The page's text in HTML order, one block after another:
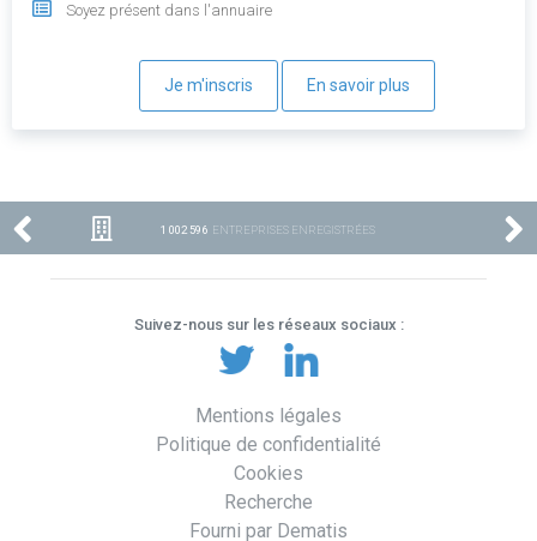
Soyez présent dans l'annuaire
Je m'inscris En savoir plus
1 002 596 ENTREPRISES ENREGISTRÉES
Suivez-nous sur les réseaux sociaux :
Mentions légales
Politique de confidentialité
Cookies
Recherche
Fourni par Dematis